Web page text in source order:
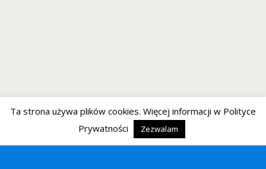
Ta strona używa plików cookies. Więcej informacji w Polityce
Prywatności
Zezwalam